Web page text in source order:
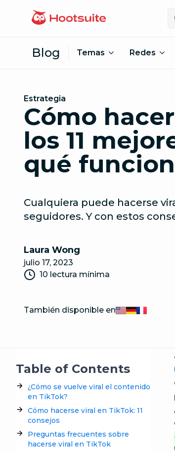
Blog Temas Redes
Estrategia
Cómo
los 11
qué
Cualquiera puede hacerse
seguidores. Y con estos
Laura Wong
julio 17, 2023
10 lectura mínima
También disponible enEnglish
Deutsch
Français
Table of Contents
¿Cómo se vuelve viral el contenido
en TikTok?
Cómo hacerse viral en TikTok: 11
consejos
Preguntas frecuentes sobre
hacerse viral en TikTok